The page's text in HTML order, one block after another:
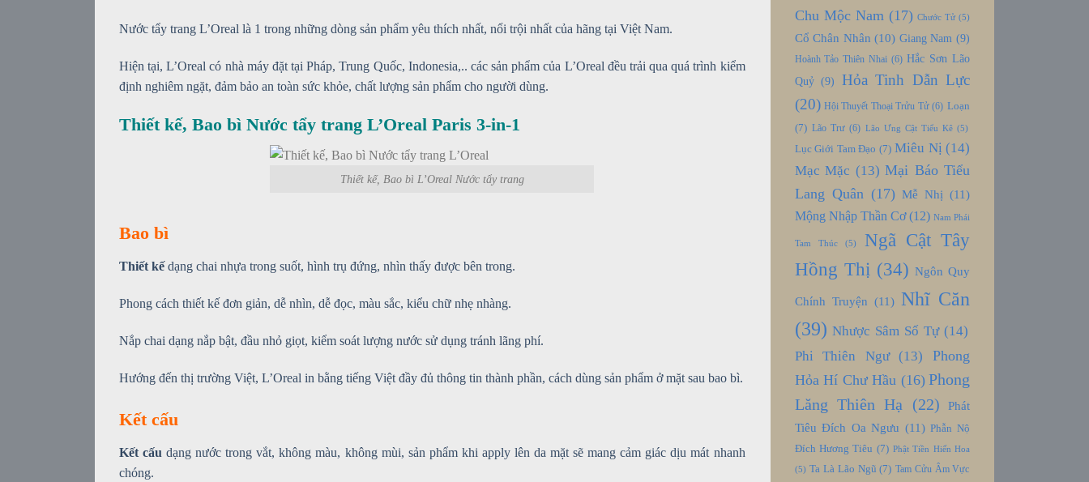
Nước tẩy trang L’Oreal là 1 trong những dòng sản phẩm yêu thích nhất, nổi trội nhất của hãng tại Việt Nam.
Hiện tại, L’Oreal có nhà máy đặt tại Pháp, Trung Quốc, Indonesia,.. các sản phẩm của L’Oreal đều trải qua quá trình kiểm
định nghiêm ngặt, đảm bảo an toàn sức khỏe, chất lượng sản phẩm cho người dùng.
Thiết kế, Bao bì Nước tẩy trang L’Oreal Paris 3-in-1
Thiết kế, Bao bì L’Oreal Nước tẩy trang
Bao bì
Thiết kếdạng chai nhựa trong suốt, hình trụ đứng, nhìn thấy được bên trong.
Phong cách thiết kế đơn giản, dễ nhìn, dễ đọc, màu sắc, kiểu chữ nhẹ nhàng.
Nắp chai dạng nắp bật, đầu nhỏ giọt, kiểm soát lượng nước sử dụng tránh lãng phí.
Hướng đến thị trường Việt, L’Oreal in bằng tiếng Việt đầy đủ thông tin thành phần, cách dùng sản phẩm ở mặt sau bao bì.
Kết cấu
Kết cấu dạng nước trong vắt, không màu, không mùi, sản phẩm khi apply lên da mặt sẽ mang cảm giác dịu mát nhanh
chóng.
Chu Mộc Nam(17) Chước Tử(5)
Cổ Chân Nhân (10) Giang Nam (9)
Hoành Tảo Thiên Nhai(6) Hắc Sơn Lão
Quỷ(9)
Hỏa Tinh Dẫn Lực
(20) Hội Thuyết Thoại Trửu Tử(6) Loạn
(7) Lão Trư(6) Lão Ưng Cật Tiểu Kê(5)
Lục Giới Tam Đạo (7) Miêu Nị (14)
Mạc Mặc (13) Mại Báo Tiểu
Lang Quân(17) Mễ Nhị (11)
Mộng Nhập Thần Cơ(12) Nam Phái
Tam Thúc(5)
Ngã Cật Tây
Hồng Thị(34) Ngôn Quy
Chính Truyện (11) Nhĩ Căn
(39) Nhược Sâm Số Tự(14)
Phi Thiên Ngư(13)
Phong
Hỏa Hí Chư Hầu (16) Phong
Lăng Thiên Hạ (22)
Phát
Tiêu Đích Oa Ngưu (11) Phẫn Nộ
Đích Hương Tiêu (7) Phật Tiền Hiến Hoa
(5) Ta Là Lão Ngũ (7) Tam Cửu Âm Vực